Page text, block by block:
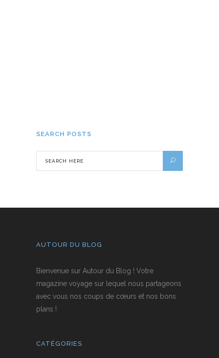
SEARCH POSTS
AUTOUR DU BLOG
Bienvenue sur Autour du Blog ! Votre
magazine voyage sur lequel nous partageons
avec vous nos coups de cœurs et nos bons
plans !
CATÉGORIES